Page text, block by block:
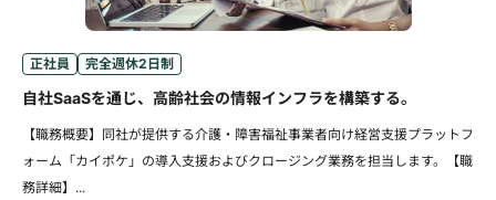
正社員 完全週休2日制
自社SaaSを通じ、高齢社会の情報インフラを構築する。
【職務概要】同社が提供する介護・障害福祉事業者向け経営支援プラットフ
ォーム「カイポケ」の導入支援およびクロージング業務を担当します。【職
務詳細】...